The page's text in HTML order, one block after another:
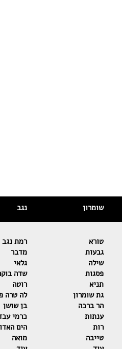
שומרון
טורא
גבעות
שילה
פסגות
תניא
גת שומרון
הר ברכה
ענתות
רות
טייבה
נגב
רמת נגב
מדבר
גלאי
שדה
רוטה
לה טרה
בן שושן
כרמי
הים
מואה